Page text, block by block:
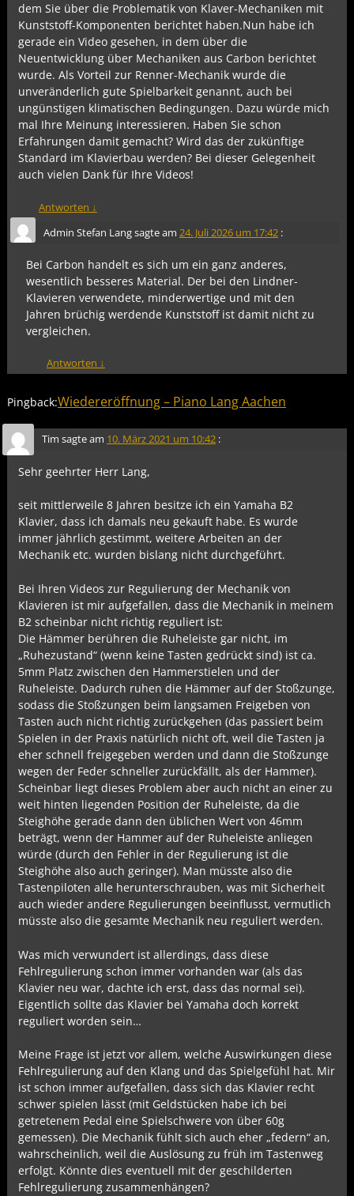
dem Sie über die Problematik von Klaver-Mechaniken mit
Kunststoff-Komponenten berichtet haben.Nun habe ich
gerade ein Video gesehen, in dem über die
Neuentwicklung über Mechaniken aus Carbon berichtet
wurde. Als Vorteil zur Renner-Mechanik wurde die
unveränderlich gute Spielbarkeit genannt, auch bei
ungünstigen klimatischen Bedingungen. Dazu würde mich
mal Ihre Meinung interessieren. Haben Sie schon
Erfahrungen damit gemacht? Wird das der zukünftige
Standard im Klavierbau werden? Bei dieser Gelegenheit
auch vielen Dank für Ihre Videos!
Antworten ↓
Admin Stefan Langsagte am 24. Juli 2026 um 17:42 :
Bei Carbon handelt es sich um ein ganz anderes,
wesentlich besseres Material. Der bei den Lindner-
Klavieren verwendete, minderwertige und mit den
Jahren brüchig werdende Kunststoff ist damit nicht zu
vergleichen.
Antworten ↓
Pingback:Wiedereröffnung – Piano Lang Aachen
Tim sagte am 10. März 2021 um 10:42 :
Sehr geehrter Herr Lang,
seit mittlerweile 8 Jahren besitze ich ein Yamaha B2
Klavier, dass ich damals neu gekauft habe. Es wurde
immer jährlich gestimmt, weitere Arbeiten an der
Mechanik etc. wurden bislang nicht durchgeführt.
Bei Ihren Videos zur Regulierung der Mechanik von
Klavieren ist mir aufgefallen, dass die Mechanik in meinem
B2 scheinbar nicht richtig reguliert ist:
Die Hämmer berühren die Ruheleiste gar nicht, im
„Ruhezustand“ (wenn keine Tasten gedrückt sind) ist ca.
5mm Platz zwischen den Hammerstielen und der
Ruheleiste. Dadurch ruhen die Hämmer auf der Stoßzunge,
sodass die Stoßzungen beim langsamen Freigeben von
Tasten auch nicht richtig zurückgehen (das passiert beim
Spielen in der Praxis natürlich nicht oft, weil die Tasten ja
eher schnell freigegeben werden und dann die Stoßzunge
wegen der Feder schneller zurückfällt, als der Hammer).
Scheinbar liegt dieses Problem aber auch nicht an einer zu
weit hinten liegenden Position der Ruheleiste, da die
Steighöhe gerade dann den üblichen Wert von 46mm
beträgt, wenn der Hammer auf der Ruheleiste anliegen
würde (durch den Fehler in der Regulierung ist die
Steighöhe also auch geringer). Man müsste also die
Tastenpiloten alle herunterschrauben, was mit Sicherheit
auch wieder andere Regulierungen beeinflusst, vermutlich
müsste also die gesamte Mechanik neu reguliert werden.
Was mich verwundert ist allerdings, dass diese
Fehlregulierung schon immer vorhanden war (als das
Klavier neu war, dachte ich erst, dass das normal sei).
Eigentlich sollte das Klavier bei Yamaha doch korrekt
reguliert worden sein…
Meine Frage ist jetzt vor allem, welche Auswirkungen diese
Fehlregulierung auf den Klang und das Spielgefühl hat. Mir
ist schon immer aufgefallen, dass sich das Klavier recht
schwer spielen lässt (mit Geldstücken habe ich bei
getretenem Pedal eine Spielschwere von über 60g
gemessen). Die Mechanik fühlt sich auch eher „federn“ an,
wahrscheinlich, weil die Auslösung zu früh im Tastenweg
erfolgt. Könnte dies eventuell mit der geschilderten
Fehlregulierung zusammenhängen?